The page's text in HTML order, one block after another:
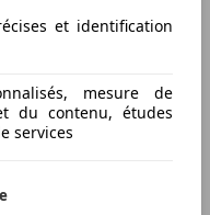
HSE *** REPRISE
et identification
mesure de
du contenu, études
services